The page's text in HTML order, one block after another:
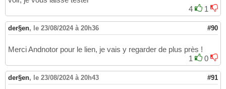
4
1
der§en, le 23/08/2024 à 20h36 #90
Merci Andnotor pour le lien, je vais y regarder de plus près !
1
0
der§en, le 23/08/2024 à 20h43 #91